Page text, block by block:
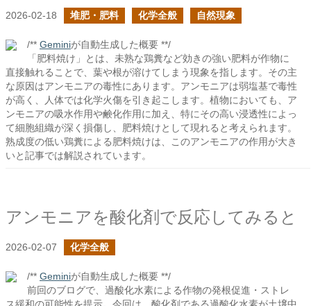
2026-02-18 堆肥・肥料 化学全般 自然現象
/** Geminiが自動生成した概要 **/
「肥料焼け」とは、未熟な鶏糞など効きの強い肥料が作物に
直接触れることで、葉や根が溶けてしまう現象を指します。その主
な原因はアンモニアの毒性にあります。アンモニアは弱塩基で毒性
が高く、人体では化学火傷を引き起こします。植物においても、ア
ンモニアの吸水作用や鹸化作用に加え、特にその高い浸透性によっ
て細胞組織が深く損傷し、肥料焼けとして現れると考えられます。
熟成度の低い鶏糞による肥料焼けは、このアンモニアの作用が大き
いと記事では解説されています。
アンモニアを酸化剤で反応してみると
2026-02-07 化学全般
/** Geminiが自動生成した概要 **/
前回のブログで、過酸化水素による作物の発根促進・ストレ